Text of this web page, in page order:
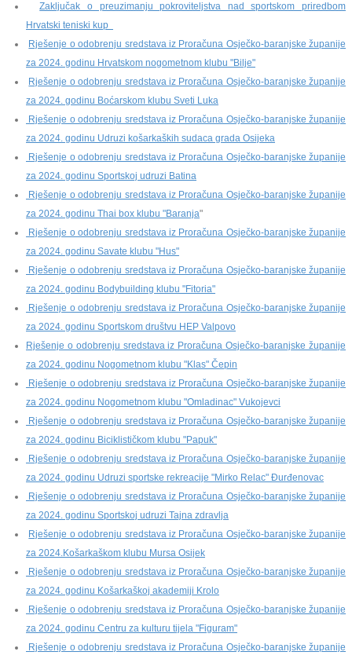
Zaključak o preuzimanju pokroviteljstva nad sportskom priredbom
Hrvatski teniski kup
Rješenje o odobrenju sredstava iz Proračuna Osječko-baranjske županije
za 2024. godinu Hrvatskom nogometnom klubu "Bilje"
Rješenje o odobrenju sredstava iz Proračuna Osječko-baranjske županije
za 2024. godinu Boćarskom klubu Sveti Luka
Rješenje o odobrenju sredstava iz Proračuna Osječko-baranjske županije
za 2024. godinu Udruzi košarkaških sudaca grada Osijeka
Rješenje o odobrenju sredstava iz Proračuna Osječko-baranjske županije
za 2024. godinu Sportskoj udruzi Batina
Rješenje o odobrenju sredstava iz Proračuna Osječko-baranjske županije
za 2024. godinu Thai box klubu "Baranja"
Rješenje o odobrenju sredstava iz Proračuna Osječko-baranjske županije
za 2024. godinu Savate klubu "Hus"
Rješenje o odobrenju sredstava iz Proračuna Osječko-baranjske županije
za 2024. godinu Bodybuilding klubu "Fitoria"
Rješenje o odobrenju sredstava iz Proračuna Osječko-baranjske županije
za 2024. godinu Sportskom društvu HEP Valpovo
Rješenje o odobrenju sredstava iz Proračuna Osječko-baranjske županije
za 2024. godinu Nogometnom klubu "Klas" Čepin
Rješenje o odobrenju sredstava iz Proračuna Osječko-baranjske županije
za 2024. godinu Nogometnom klubu "Omladinac" Vukojevci
Rješenje o odobrenju sredstava iz Proračuna Osječko-baranjske županije
za 2024. godinu Biciklističkom klubu "Papuk"
Rješenje o odobrenju sredstava iz Proračuna Osječko-baranjske županije
za 2024. godinu Udruzi sportske rekreacije "Mirko Relac" Đurđenovac
Rješenje o odobrenju sredstava iz Proračuna Osječko-baranjske županije
za 2024. godinu Sportskoj udruzi Tajna zdravlja
Rješenje o odobrenju sredstava iz Proračuna Osječko-baranjske županije
za 2024.Košarkaškom klubu Mursa Osijek
Rješenje o odobrenju sredstava iz Proračuna Osječko-baranjske županije
za 2024. godinu Košarkaškoj akademiji Krolo
Rješenje o odobrenju sredstava iz Proračuna Osječko-baranjske županije
za 2024. godinu Centru za kulturu tijela "Figuram"
Rješenje o odobrenju sredstava iz Proračuna Osječko-baranjske županije